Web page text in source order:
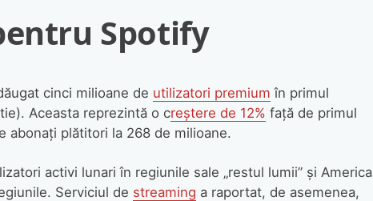
Spotify
cinci milioane de utilizatori premium în primul
Aceasta reprezintă o creștere de 12% față de primul
abonați plătitori la 268 de milioane.
activi lunari în regiunile sale „restul lumii” și America
Serviciul de streaming a raportat, de asemenea,